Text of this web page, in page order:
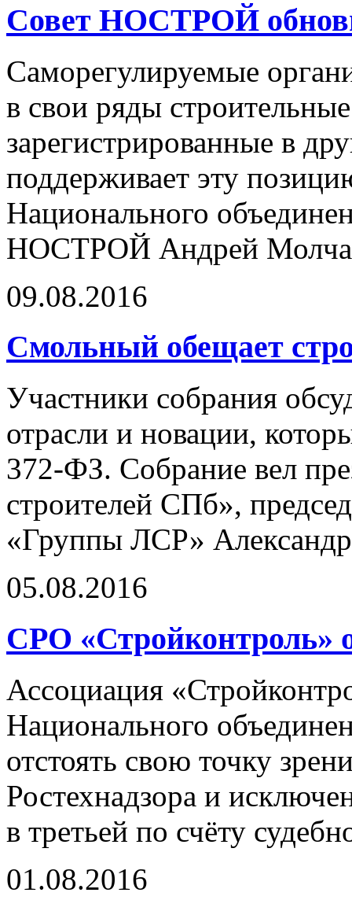
Совет НОСТРОЙ
Саморегулируемые
в свои ряды
зарегистрированные в
поддерживает эту
Национального
НОСТРОЙ Андрей
09.08.2016
Смольный обещает
Участники собрания
отрасли и новации,
372-ФЗ. Собрание вел
строителей СПб»,
«Группы ЛСР»
05.08.2016
СРО «Стройконтроль»
Ассоциация
Национального
отстоять свою точку
Ростехнадзора и
в третьей по счёту
01.08.2016